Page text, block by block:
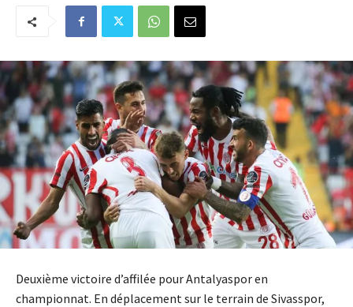
Deuxième victoire d’affilée pour Antalyaspor en
championnat. En déplacement sur le terrain de Sivasspor,